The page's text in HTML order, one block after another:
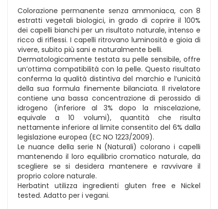
Colorazione permanente senza ammoniaca, con 8
estratti vegetali biologici, in grado di coprire il 100%
dei capelli bianchi per un risultato naturale, intenso e
ricco di riflessi. I capelli ritrovano luminosità e gioia di
vivere, subito più sani e naturalmente belli.
Dermatologicamente testata su pelle sensibile, offre
un’ottima compatibilità con la pelle. Questo risultato
conferma la qualità distintiva del marchio e l’unicità
della sua formula finemente bilanciata. Il rivelatore
contiene una bassa concentrazione di perossido di
idrogeno (inferiore al 3% dopo la miscelazione,
equivale a 10 volumi), quantità che risulta
nettamente inferiore al limite consentito del 6% dalla
legislazione europea (EC NO 1223/2009).
Le nuance della serie N (Naturali) colorano i capelli
mantenendo il loro equilibrio cromatico naturale, da
scegliere se si desidera mantenere e ravvivare il
proprio colore naturale.
Herbatint utilizza ingredienti gluten free e Nickel
tested. Adatto per i vegani.